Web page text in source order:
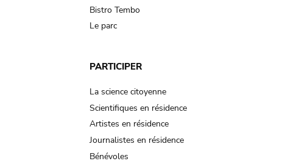
Bistro Tembo
Le parc
PARTICIPER
La science citoyenne
Scientifiques en résidence
Artistes en résidence
Journalistes en résidence
Bénévoles